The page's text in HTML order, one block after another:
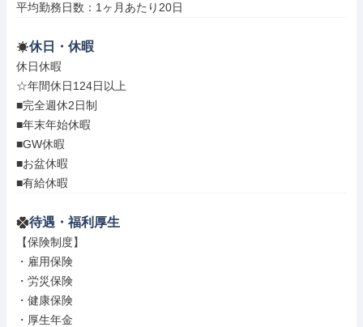
平均勤務日数：1ヶ月あたり20日
休日・休暇
休日休暇
☆年間休日124日以上
■完全週休2日制
■年末年始休暇
■GW休暇
■お盆休暇
■有給休暇
待遇・福利厚生
【保険制度】
・雇用保険
・労災保険
・健康保険
・厚生年金